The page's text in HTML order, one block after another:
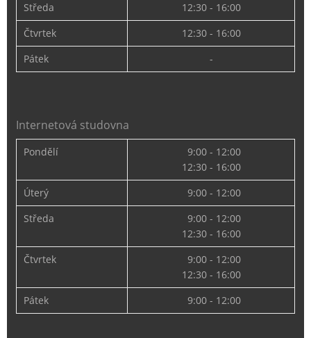
Středa
12:30 - 16:00
Čtvrtek
12:30 - 16:00
Pátek
-
Internetová studovna
Pondělí
9:00 - 12:00
12:30 - 16:00
Úterý
9:00 - 12:00
Středa
9:00 - 12:00
12:30 - 16:00
Čtvrtek
9:00 - 12:00
12:30 - 16:00
Pátek
9:00 - 12:00